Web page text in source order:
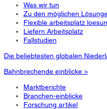
Was wir tun
Zu den möglichen
Flexible arbeitsplatz
Liefern Arbeitsplatz
Fallstudien
Die beliebtesten globalen
Bahnbrechende einblicke >
Marktberichte
Branchen-einblicke
Forschung artikel